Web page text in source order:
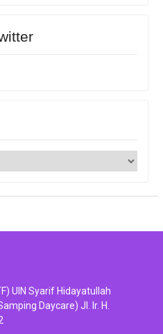
UIN Syarif Hidayatullah
Daycare) Jl. Ir. H.